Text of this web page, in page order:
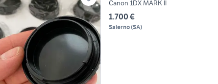
Canon 1DX MARK II
1.700 €
Salerno(SA)